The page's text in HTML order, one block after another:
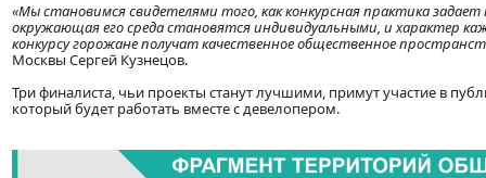
«Мы становимся свидетелями того, как конкурсная практика
окружающая его среда становятся индивидуальными, и характер
конкурсу горожане получат качественное общественное
Москвы Сергей Кузнецов.
Три финалиста, чьи проекты станут лучшими, примут участие в
который будет работать вместе с девелопером.